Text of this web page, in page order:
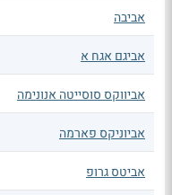
אביבה
אביגם אגח א
אביווקס סוסייטה אנונימה
אביוניקס פארמה
אביטס גרופ